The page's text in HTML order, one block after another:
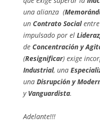
una alianza (
un Contrato Socialentre
impulsado por el
de Concentración y
(Resignificar) exige
Industrial, una
una Disrupción y
y Vanguardista.
Adelante!!!